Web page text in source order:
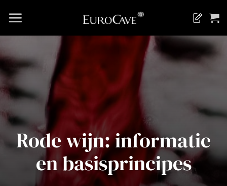
naar
Blog
Rode wijn: informatie
en basisprincipes